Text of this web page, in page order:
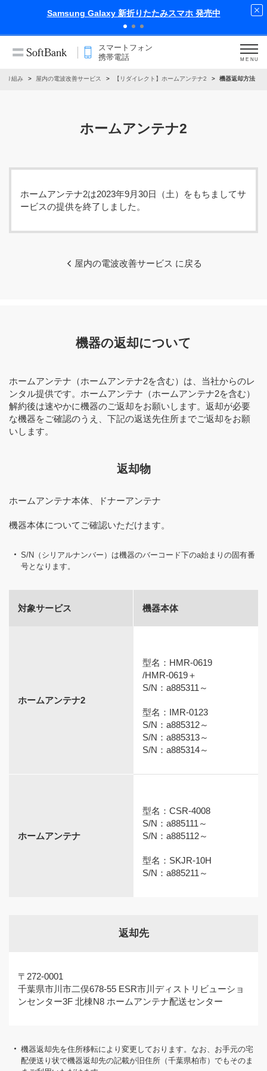
Samsung Galaxy 新折りたたみスマホ 発売中
スマートフォン
携帯電話
MENU
り組み 屋内の電波改善サービス 【リダイレクト】ホームアンテナ2 機器返却方法
ホームアンテナ2
ホームアンテナ2は2023年9月30日（土）をもちましてサ
ービスの提供を終了しました。
屋内の電波改善サービス に戻る
機器の返却について
ホームアンテナ（ホームアンテナ2を含む）は、当社からのレ
ンタル提供です。ホームアンテナ（ホームアンテナ2を含む）
解約後は速やかに機器のご返却をお願いします。返却が必要
な機器をご確認のうえ、下記の返送先住所までご返却をお願
いします。
返却物
ホームアンテナ本体、ドナーアンテナ
機器本体についてご確認いただけます。
S/N（シリアルナンバー）は機器のバーコード下のa始まりの固有番
号となります。
対象サービス 機器本体
ホームアンテナ2
型名：HMR-0619
/HMR-0619＋
S/N：a885311～
型名：IMR-0123
S/N：a885312～
S/N：a885313～
S/N：a885314～
ホームアンテナ
型名：CSR-4008
S/N：a885111～
S/N：a885112～
型名：SKJR-10H
S/N：a885211～
返却先
〒272-0001
千葉県市川市二俣678-55 ESR市川ディストリビューショ
ンセンター3F 北棟N8 ホームアンテナ配送センター
機器返却先を住所移転により変更しております。なお、お手元の宅
配便送り状で機器返却先の記載が旧住所（千葉県柏市）でもそのま